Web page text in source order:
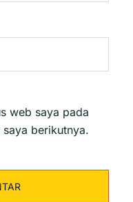
web saya pada
berikutnya.